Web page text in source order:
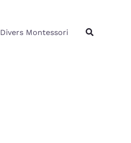
Divers Montessori